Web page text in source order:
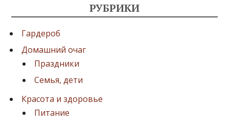
РУБРИКИ
Гардероб
Домашний очаг
Праздники
Семья, дети
Красота и здоровье
Питание